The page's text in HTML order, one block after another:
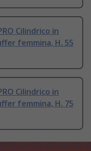
Cilindrico in
femmina, H. 55
Cilindrico in
femmina, H. 75